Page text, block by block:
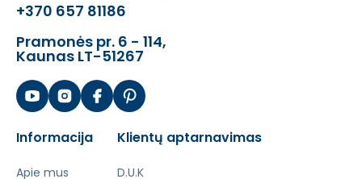
+370 657 81186
Pramonės pr. 6 - 114,
Kaunas LT-51267
Informacija
Apie mus
Klientų aptarnavimas
D.U.K